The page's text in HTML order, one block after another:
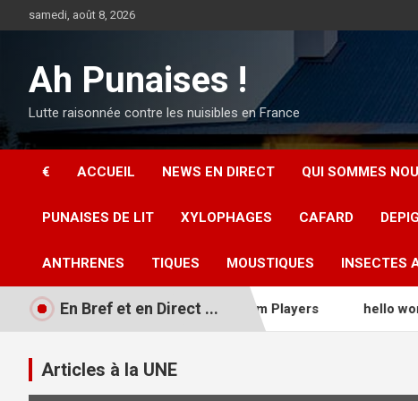
au
samedi, août 8, 2026
Ah Punaises !
Lutte raisonnée contre les nuisibles en France
€ ACCUEIL NEWS EN DIRECT QUI SOMMES
PUNAISES DE LIT XYLOPHAGES CAFARD
ANTHRENES TIQUES MOUSTIQUES INSECTES
En Bref et en Direct ...
Codes For United Kingdom Players hello world
Articles à la UNE